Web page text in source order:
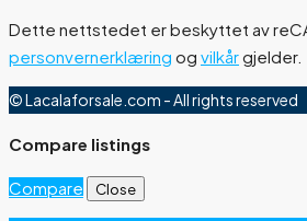
Dette nettstedet er beskyttet av
personvernerklæring og vilkårgjelder.
© Lacalaforsale.com - All rights reserved
Compare listings
Compare Close